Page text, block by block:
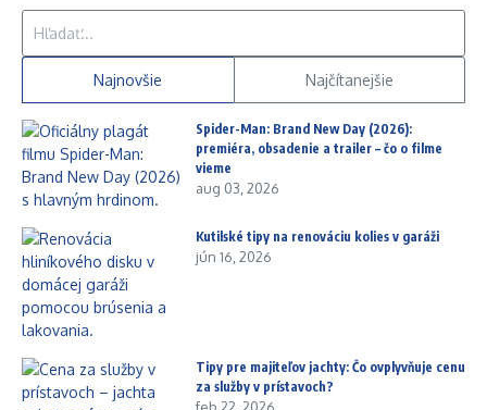
Najnovšie Najčítanejšie
Spider-Man: Brand New Day (2026):
premiéra, obsadenie a trailer – čo o filme
vieme
aug 03, 2026
Kutilské tipy na renováciu kolies v garáži
jún 16, 2026
Tipy pre majiteľov jachty: Čo ovplyvňuje cenu
za služby v prístavoch?